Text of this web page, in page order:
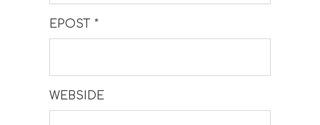
EPOST *
WEBSIDE